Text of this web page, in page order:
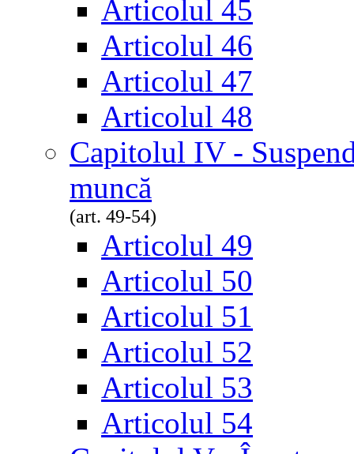
Articolul 45
Articolul 46
Articolul 47
Articolul 48
Capitolul IV -
muncă
(art. 49-54)
Articolul 49
Articolul 50
Articolul 51
Articolul 52
Articolul 53
Articolul 54